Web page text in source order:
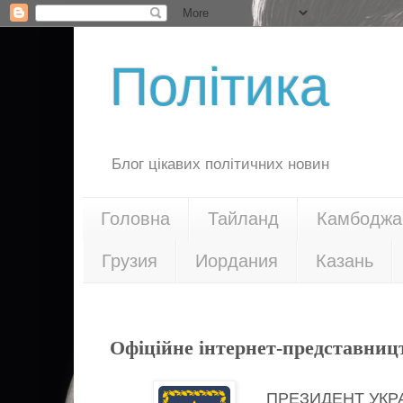
Політика
Блог цікавих політичних новин
Головна Тайланд Камбоджа
Грузия Иордания Казань
Офіційне інтернет-
ПРЕЗИДЕНТ